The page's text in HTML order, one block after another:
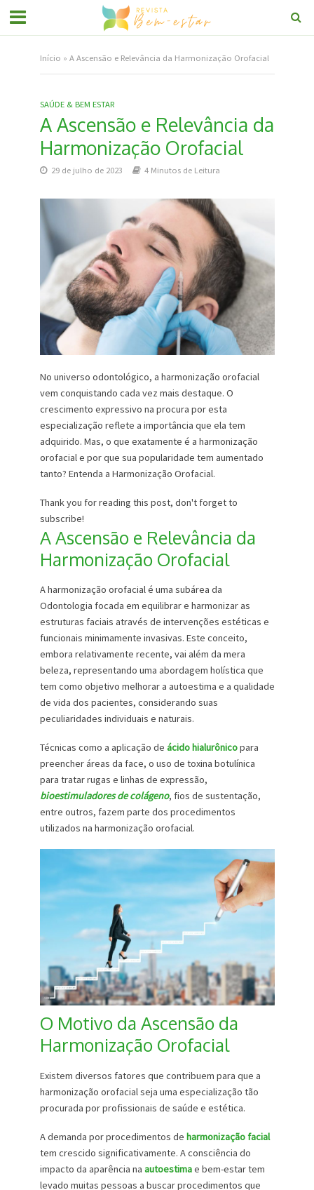
Início » A Ascensão e Relevância da Harmonização Orofacial
SAÚDE & BEM ESTAR
A Ascensão e Relevância da
Harmonização Orofacial
29 de julho de 2023 4 Minutos de Leitura
No universo odontológico, a harmonização orofacial
vem conquistando cada vez mais destaque. O
crescimento expressivo na procura por esta
especialização reflete a importância que ela tem
adquirido. Mas, o que exatamente é a harmonização
orofacial e por que sua popularidade tem aumentado
tanto? Entenda a Harmonização Orofacial.
Thank you for reading this post, don't forget to
subscribe!
A Ascensão e Relevância da
Harmonização Orofacial
A harmonização orofacial é uma subárea da
Odontologia focada em equilibrar e harmonizar as
estruturas faciais através de intervenções estéticas e
funcionais minimamente invasivas. Este conceito,
embora relativamente recente, vai além da mera
beleza, representando uma abordagem holística que
tem como objetivo melhorar a autoestima e a qualidade
de vida dos pacientes, considerando suas
peculiaridades individuais e naturais.
Técnicas como a aplicação de ácido hialurônicopara
preencher áreas da face, o uso de toxina botulínica
para tratar rugas e linhas de expressão,
bioestimuladores de colágeno, fios de sustentação,
entre outros, fazem parte dos procedimentos
utilizados na harmonização orofacial.
O Motivo da Ascensão da
Harmonização Orofacial
Existem diversos fatores que contribuem para que a
harmonização orofacial seja uma especialização tão
procurada por profissionais de saúde e estética.
A demanda por procedimentos de harmonização facial
tem crescido significativamente. A consciência do
impacto da aparência na autoestimae bem-estar tem
levado muitas pessoas a buscar procedimentos que